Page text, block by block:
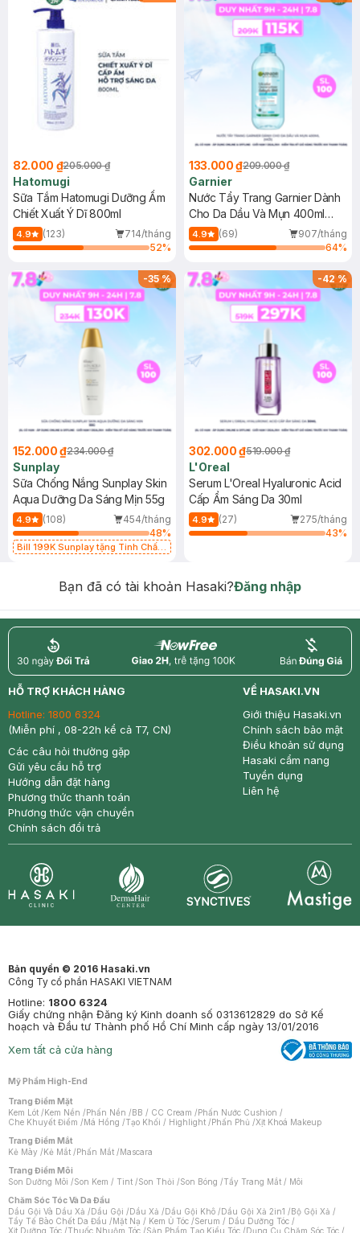
82.000 ₫205.000 ₫
Hatomugi
Sữa Tắm Hatomugi Dưỡng Ẩm
Chiết Xuất Ý Dĩ 800ml
4.9 (123)
714/tháng
52%
133.000 ₫209.000 ₫
Garnier
Nước Tẩy Trang Garnier Dành
Cho Da Dầu Và Mụn 400ml
(Mới)
4.9 (69)
907/tháng
64%
-35%
152.000 ₫234.000 ₫
Sunplay
Sữa Chống Nắng Sunplay Skin
Aqua Dưỡng Da Sáng Mịn 55g
4.9 (108)
454/tháng
48%
Bill 199K Sunplay tặng Tinh Chất
-42%
302.000 ₫519.000 ₫
L'Oreal
Serum L'Oreal Hyaluronic Acid
Cấp Ẩm Sáng Da 30ml
4.9 (27)
275/tháng
43%
Bạn đã có tài khoản Hasaki?Đăng nhập
return nowfree price
HỖ TRỢ KHÁCH HÀNG
Hotline: 1800 6324
(Miễn phí , 08-22h kể cả T7, CN)
Các câu hỏi thường gặp
Gửi yêu cầu hỗ trợ
Hướng dẫn đặt hàng
Phương thức thanh toán
Phương thức vận chuyển
Chính sách đổi trả
VỀ HASAKI.VN
Giới thiệu Hasaki.vn
Chính sách bảo mật
Điều khoản sử dụng
Hasaki cẩm nang
Tuyển dụng
Liên hệ
Bản quyền © 2016 Hasaki.vn
Công Ty cổ phần HASAKI VIETNAM
Hotline: 1800 6324
Giấy chứng nhận Đăng ký Kinh doanh số 0313612829 do Sở Kế
hoạch và Đầu tư Thành phố Hồ Chí Minh cấp ngày 13/01/2016
Xem tất cả cửa hàng
Mỹ Phẩm High-End
Trang Điểm Mặt
Kem Lót /Kem Nền /Phấn Nền /BB / CC Cream /Phấn Nước Cushion /
Che Khuyết Điểm /Má Hồng /Tạo Khối / Highlight /Phấn Phủ /Xịt Khoá Makeup
Trang Điểm Mắt
Kẻ Mày /Kẻ Mắt /Phấn Mắt /Mascara
Trang Điểm Môi
Son Dưỡng Môi /Son Kem / Tint /Son Thỏi /Son Bóng /Tẩy Trang Mắt / Môi
Chăm Sóc Tóc Và Da Đầu
Dầu Gội Và Dầu Xả /Dầu Gội /Dầu Xả /Dầu Gội Khô /Dầu Gội Xả 2in1 /Bộ Gội Xả /
Tẩy Tế Bào Chết Da Đầu /Mặt Nạ / Kem Ủ Tóc /Serum / Dầu Dưỡng Tóc /
Xịt Dưỡng Tóc /Thuốc Nhuộm Tóc /Sản Phẩm Tạo Kiểu Tóc /Dụng Cụ Chăm Sóc Tóc /